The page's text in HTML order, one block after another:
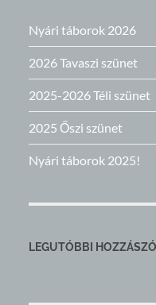
Nyári táborok 2026
2026 Tavaszi szünet
2025-2026 Téli szünet
2025 Őszi szünet
Nyári táborok 2025!
LEGUTÓBBI